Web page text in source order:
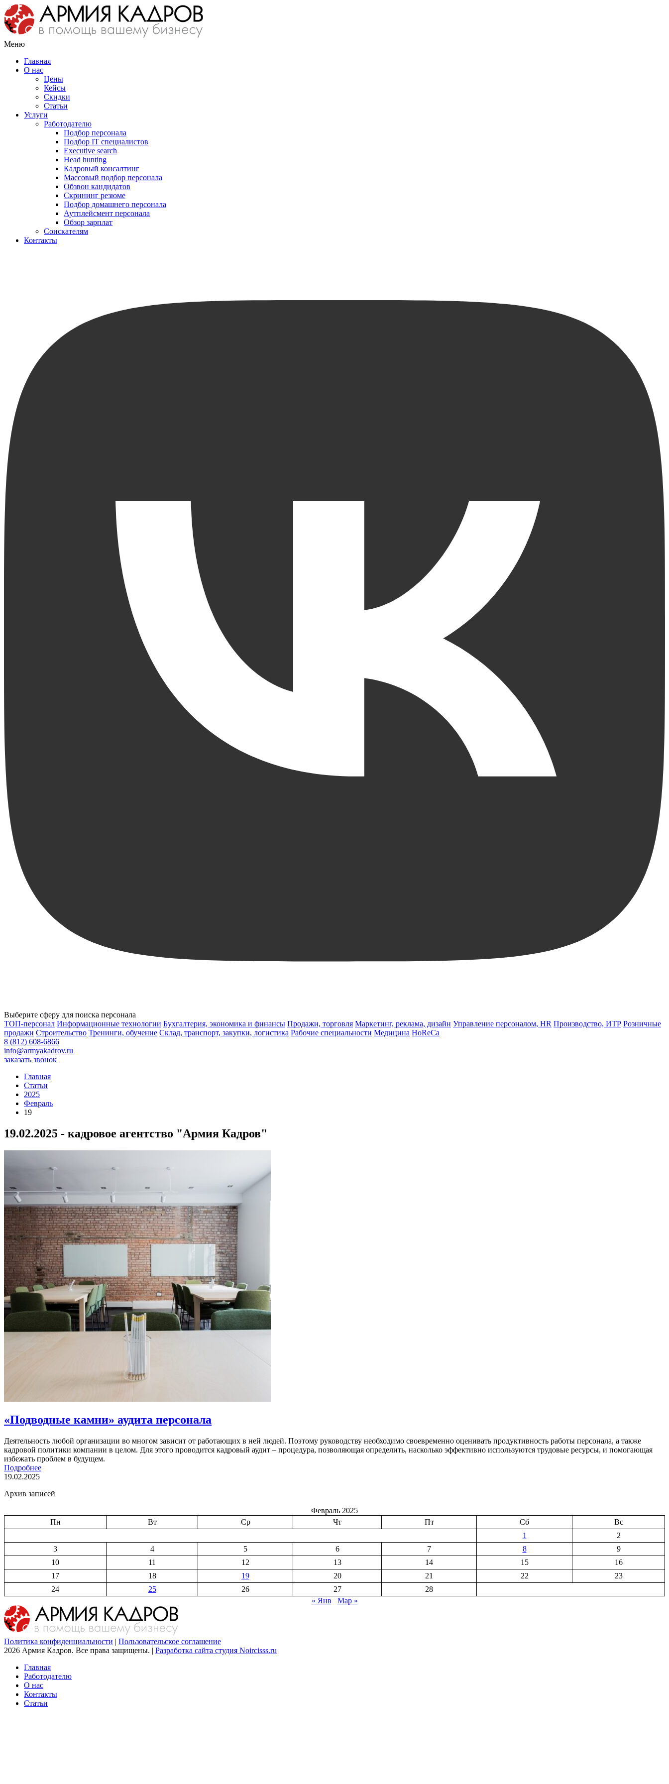
Меню
Главная
О нас
Цены
Кейсы
Скидки
Статьи
Услуги
Работодателю
Подбор персонала
Подбор IT специалистов
Еxecutive search
Head hunting
Кадровый консалтинг
Массовый подбор персонала
Обзвон кандидатов
Скрининг резюме
Подбор домашнего персонала
Аутплейсмент персонала
Обзор зарплат
Соискателям
Контакты
Выберите сферу для поиска персонала
ТОП-персонал Информационные технологии Бухгалтерия, экономика и финансы Продажи, торговля Маркетинг, реклама, дизайн Управление персоналом, HR Производство, ИТР Розничные
продажи Строительство Тренинги, обучение Склад, транспорт, закупки, логистика Рабочие специальности Медицина HoReCa
8 (812) 608-6866
info@armyakadrov.ru
заказать звонок
Главная
Статьи
2025
Февраль
19
19.02.2025 - кадровое агентство "Армия Кадров"
«Подводные камни» аудита персонала
Деятельность любой организации во многом зависит от работающих в ней людей. Поэтому руководству необходимо своевременно оценивать продуктивность работы персонала, а также
кадровой политики компании в целом. Для этого проводится кадровый аудит – процедура, позволяющая определить, насколько эффективно используются трудовые ресурсы, и помогающая
избежать проблем в будущем.
Подробнее
19.02.2025
Архив записей
Февраль 2025
Пн
Вт Ср Чт Пт Сб
Вс
1
2
3
4 5 6 7 8
9
10
11 12 13 14 15
16
17
18 19 20 21 22
23
24
25 26 27
28
« Янв
Мар »
Политика конфиденциальности | Пользовательское соглашение
2026 Армия Кадров. Все права защищены. | Разработка сайта студия Noircisss.ru
Главная
Работодателю
О нас
Контакты
Статьи